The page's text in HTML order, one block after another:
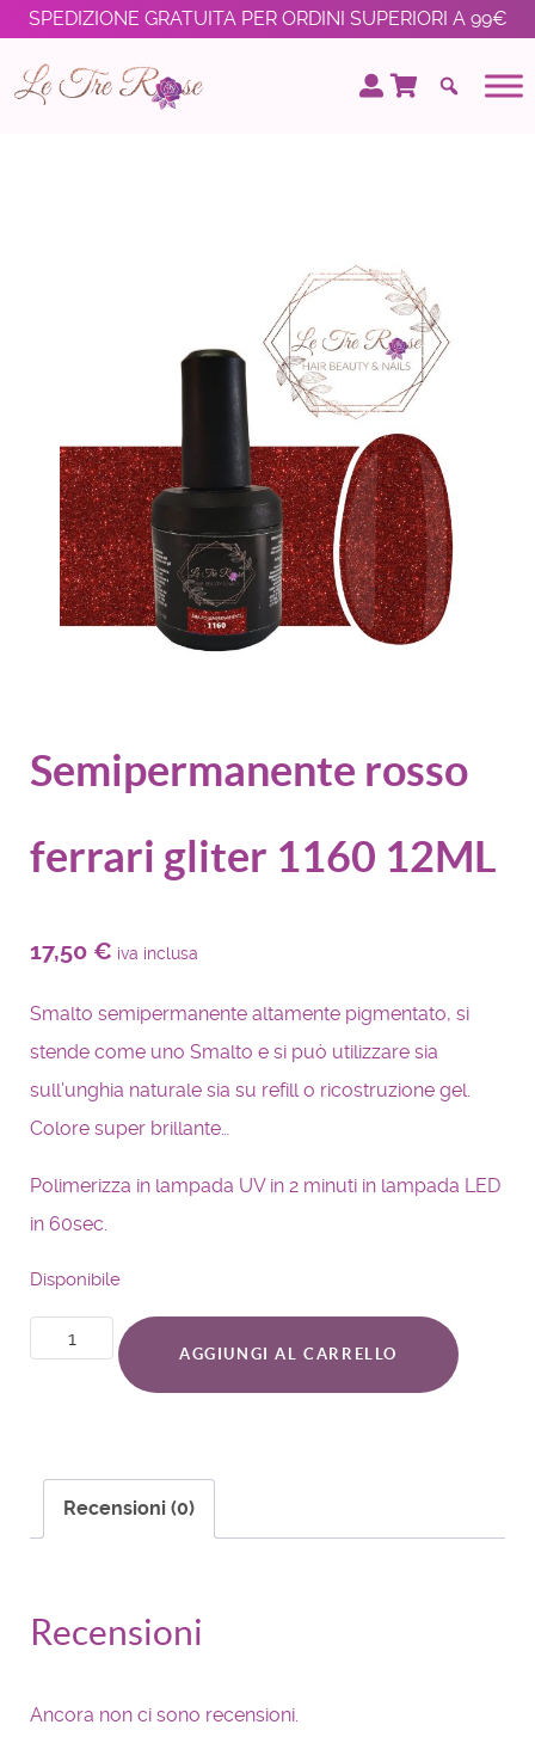
SPEDIZIONE GRATUITA PER ORDINI SUPERIORI A 99€
Semipermanente rosso
ferrari gliter 1160 12ML
17,50 € iva inclusa
Smalto semipermanente altamente pigmentato, si
stende come uno Smalto e si può utilizzare sia
sull’unghia naturale sia su refill o ricostruzione gel.
Colore super brillante…
Polimerizza in lampada UV in 2 minuti in lampada LED
in 60sec.
Disponibile
AGGIUNGI AL CARRELLO
Recensioni (0)
Recensioni
Ancora non ci sono recensioni.